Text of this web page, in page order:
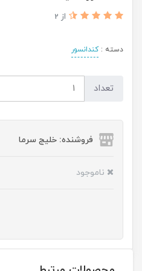
از 2
دسته :کندانسور
تعداد
فروشنده: خلیج سرما
ناموجود